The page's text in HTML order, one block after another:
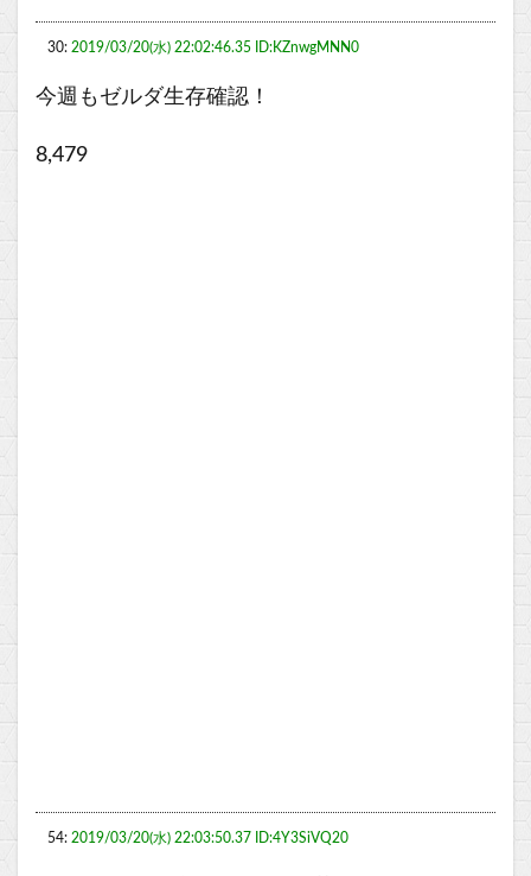
30: 2019/03/20(水) 22:02:46.35 ID:KZnwgMNN0
今週もゼルダ生存確認！
8,479
54: 2019/03/20(水) 22:03:50.37 ID:4Y3SiVQ20